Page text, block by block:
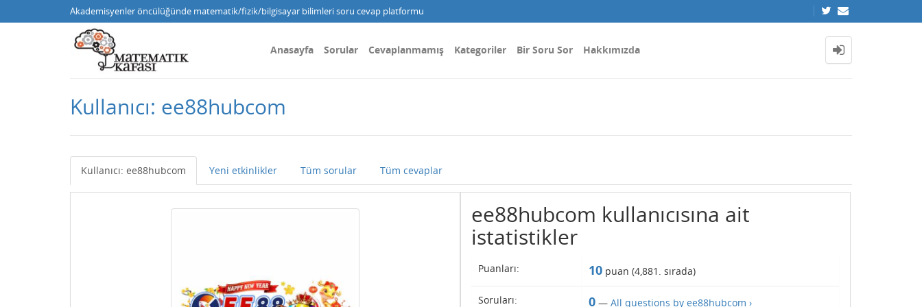
Akademisyenler öncülüğünde matematik/fizik/bilgisayar bilimleri soru cevap platformu
Anasayfa Sorular Cevaplanmamış Kategoriler Bir Soru Sor Hakkımızda
Kullanıcı: ee88hubcom
Kullanıcı: ee88hubcom Yeni etkinlikler Tüm sorular Tüm cevaplar
ee88hubcom kullanıcısına ait
istatistikler
Puanları: 10puan (4,881 . sırada)
Soruları: 0— All questions by ee88hubcom ›